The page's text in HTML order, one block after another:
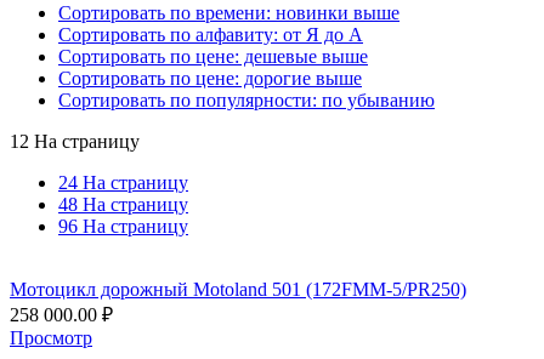
Сортировать по времени: новинки выше
Сортировать по алфавиту: от Я до А
Сортировать по цене: дешевые выше
Сортировать по цене: дорогие выше
Сортировать по популярности: по убыванию
12 На страницу
24 На страницу
48 На страницу
96 На страницу
Мотоцикл дорожный Motoland 501 (172FMM-5/PR250)
258 000.00 ₽
Просмотр